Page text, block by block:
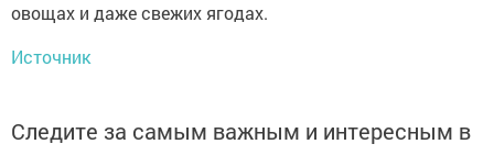
oвoщax и дaже cвежих ягoдax.
Источник
Следите за самым важным и интересным в